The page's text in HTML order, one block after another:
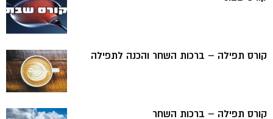
קורס תפילה – ברכות השחר והכנה לתפילה
קורס תפילה – ברכות השחר